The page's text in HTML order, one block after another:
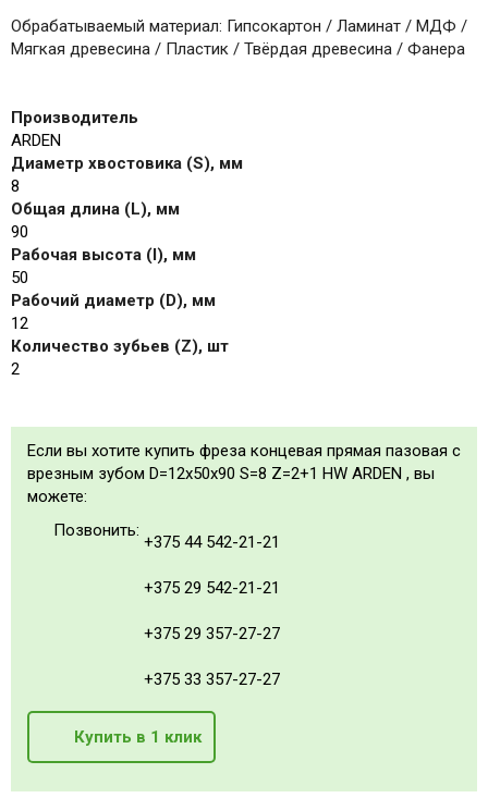
Обрабатываемый материал: Гипсокартон / Ламинат / МДФ /
Мягкая древесина / Пластик / Твёрдая древесина / Фанера
Производитель
ARDEN
Диаметр хвостовика (S), мм
8
Общая длина (L), мм
90
Рабочая высота (I), мм
50
Рабочий диаметр (D), мм
12
Количество зубьев (Z), шт
2
Если вы хотите купить фреза концевая прямая пазовая с
врезным зубом D=12х50x90 S=8 Z=2+1 HW ARDEN , вы
можете:
Позвонить:
+375 44 542-21-21
+375 29 542-21-21
+375 29 357-27-27
+375 33 357-27-27
Купить в 1 клик